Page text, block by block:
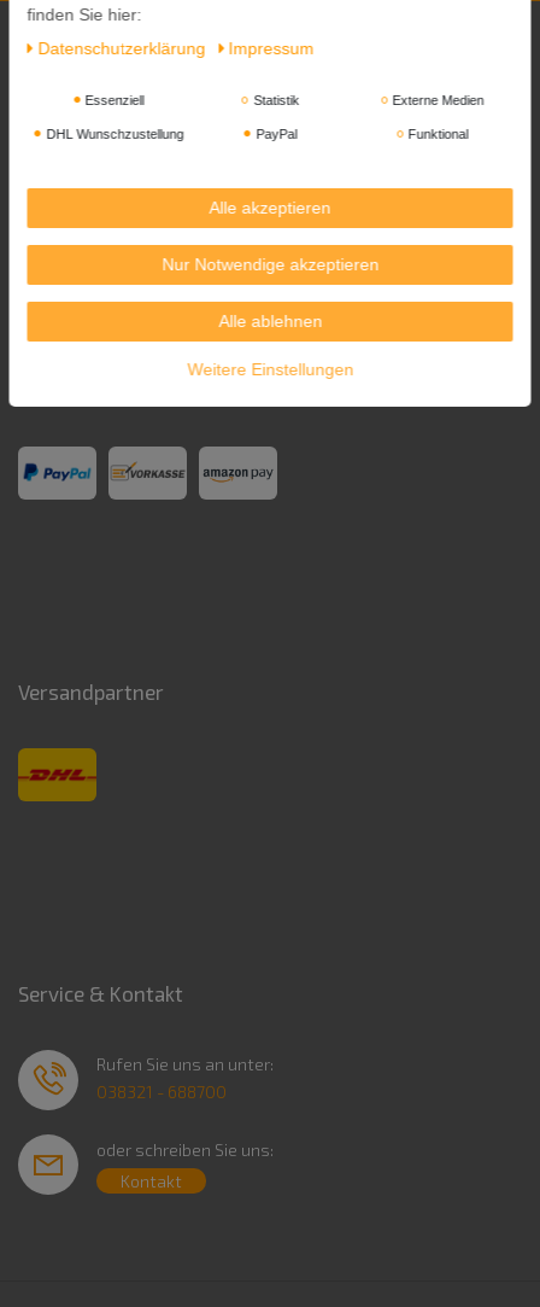
Versandkosten
Versandpartner
Service & Kontakt
Rufen Sie uns an unter:
038321 - 688700
oder schreiben Sie uns:
Kontakt
finden Sie hier:
Daten­schutz­erklärung
Impressum
Essenziell Statistik Externe Medien
DHL Wunschzustellung PayPal Funktional
Alle akzeptieren
Nur Notwendige akzeptieren
Alle ablehnen
Weitere Einstellungen